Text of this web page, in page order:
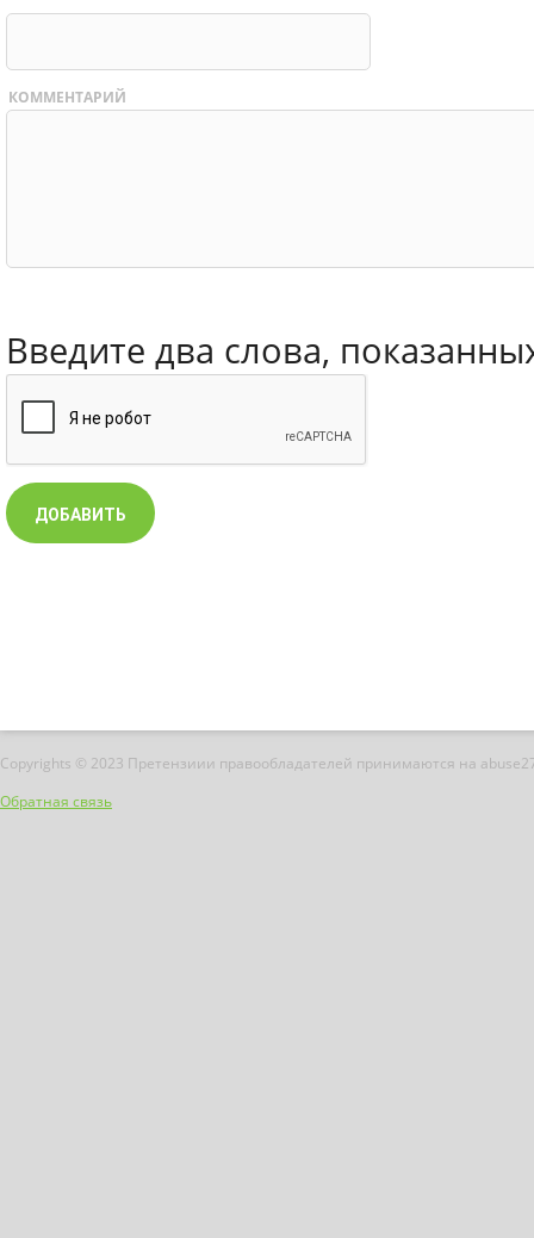
КОММЕНТАРИЙ
Введите два слова,
Copyrights © 2023 Претензиии правообладателей принимаются на
Обратная связь